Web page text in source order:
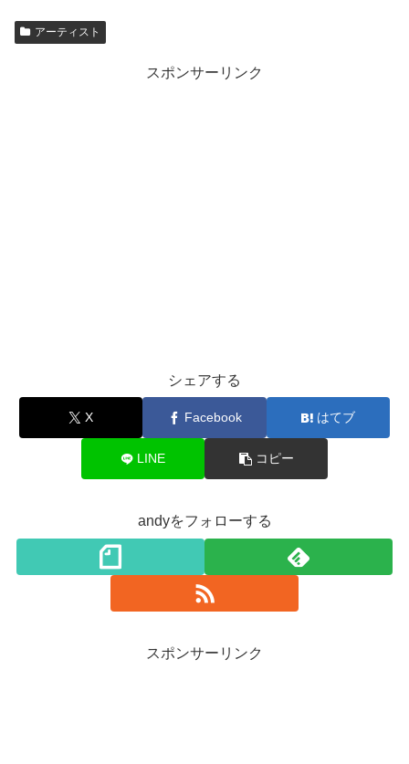
アーティスト
スポンサーリンク
シェアする
X Facebook はてブ
LINE コピー
andyをフォローする
スポンサーリンク